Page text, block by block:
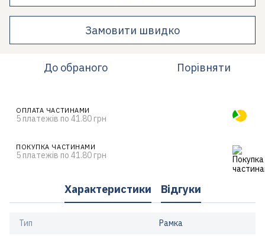
Замовити швидко
До обраного Порівняти
ОПЛАТА ЧАСТИНАМИ
5 платежів по 41.80 грн
ПОКУПКА ЧАСТИНАМИ
5 платежів по 41.80 грн
Характеристики Відгуки
Тип Рамка